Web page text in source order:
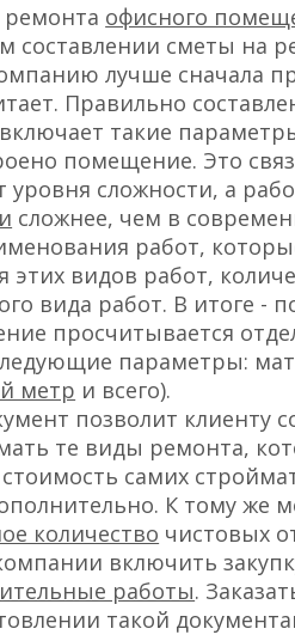
ремонта офисного
составлении сметы на
лучше сначала
Правильно
такие
помещение. Это
уровня сложности, а
сложнее, чем в
работ,
видов работ,
вида работ. В итоге -
просчитывается
параметры:
метр и всего).
позволит клиенту
те виды ремонта,
самих
К тому же
количество чистовых
включить
работы.
такой